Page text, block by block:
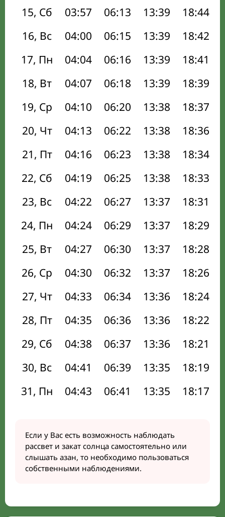
15, Сб
03:57 06:13 13:39 18:44
16, Вс
04:00 06:15 13:39 18:42
17, Пн
04:04 06:16 13:39 18:41
18, Вт
04:07 06:18 13:39 18:39
19, Ср
04:10 06:20 13:38 18:37
20, Чт
04:13 06:22 13:38 18:36
21, Пт
04:16 06:23 13:38 18:34
22, Сб
04:19 06:25 13:38 18:33
23, Вс
04:22 06:27 13:37 18:31
24, Пн
04:24 06:29 13:37 18:29
25, Вт
04:27 06:30 13:37 18:28
26, Ср
04:30 06:32 13:37 18:26
27, Чт
04:33 06:34 13:36 18:24
28, Пт
04:35 06:36 13:36 18:22
29, Сб
04:38 06:37 13:36 18:21
30, Вс
04:41 06:39 13:35 18:19
31, Пн
04:43 06:41 13:35 18:17
Если у Вас есть возможность наблюдать
рассвет и закат солнца самостоятельно или
слышать азан, то необходимо пользоваться
собственными наблюдениями.